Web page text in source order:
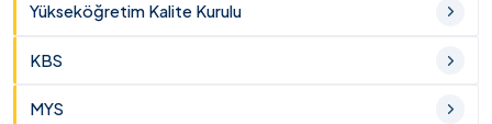
Yükseköğretim Kalite Kurulu
KBS
MYS